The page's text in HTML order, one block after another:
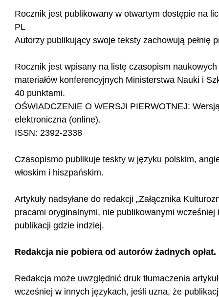
Rocznik jest publikowany w otwartym dostępie na
PL
Autorzy publikujący swoje teksty zachowują pełnię
Rocznik jest wpisany na listę czasopism
materiałów konferencyjnych Ministerstwa Nauki i
40 punktami.
OŚWIADCZENIE O WERSJI PIERWOTNEJ:
elektroniczna (online).
ISSN: 2392-2338
Czasopismo publikuje teskty w języku polskim,
włoskim i hiszpańskim.
Artykuły nadsyłane do redakcji „Załącznika
pracami oryginalnymi, nie publikowanymi wcześniej
publikacji gdzie indziej.
Redakcja nie pobiera od autorów żadnych opłat.
Redakcja może uwzględnić druk tłumaczenia
wcześniej w innych językach, jeśli uzna, że